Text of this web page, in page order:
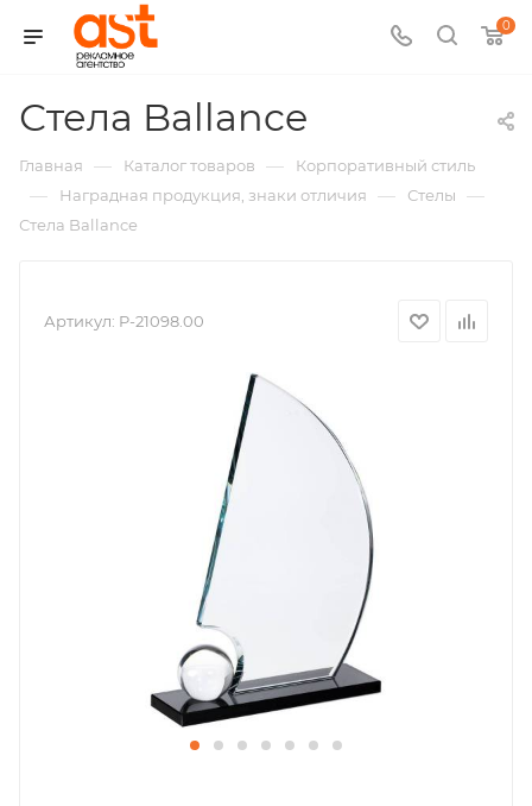
0
Стела Ballance
арт.:
P-
Главная — Каталог товаров — Корпоративный стиль
— Наградная продукция, знаки отличия — Стелы —
Стела Ballance
Артикул: P-21098.00